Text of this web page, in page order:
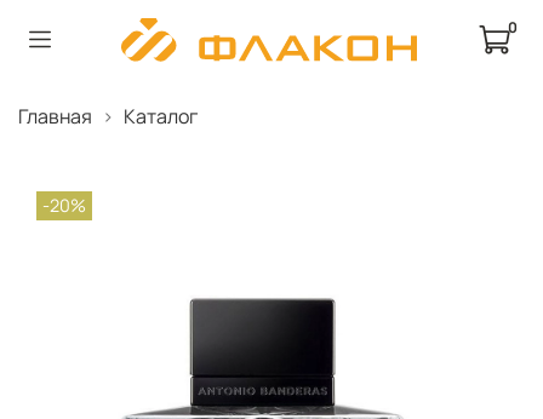
0
Главная Каталог
-20%